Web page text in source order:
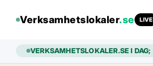
Verksamhetslokaler.se LIVE
VERKSAMHETSLOKALER.SE I DAG;